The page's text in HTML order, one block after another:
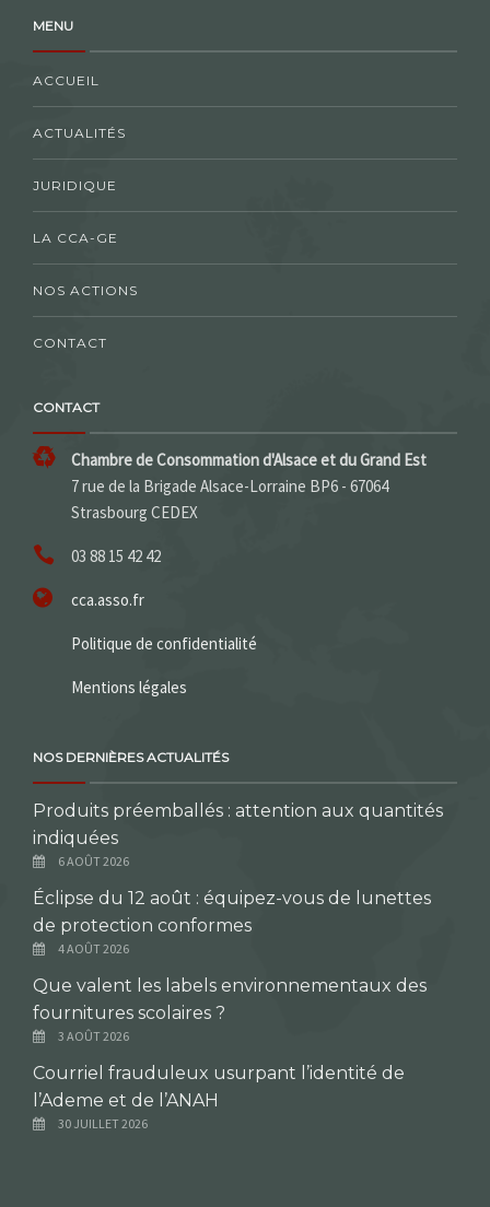
MENU
ACCUEIL
ACTUALITÉS
JURIDIQUE
LA CCA-GE
NOS ACTIONS
CONTACT
CONTACT
Chambre de Consommation d'Alsace et du Grand Est
7 rue de la Brigade Alsace-Lorraine BP6 - 67064
Strasbourg CEDEX
03 88 15 42 42
cca.asso.fr
Politique de confidentialité
Mentions légales
NOS DERNIÈRES ACTUALITÉS
Produits préemballés : attention aux quantités
indiquées
6 AOÛT 2026
Éclipse du 12 août : équipez-vous de lunettes
de protection conformes
4 AOÛT 2026
Que valent les labels environnementaux des
fournitures scolaires ?
3 AOÛT 2026
Courriel frauduleux usurpant l’identité de
l’Ademe et de l’ANAH
30 JUILLET 2026